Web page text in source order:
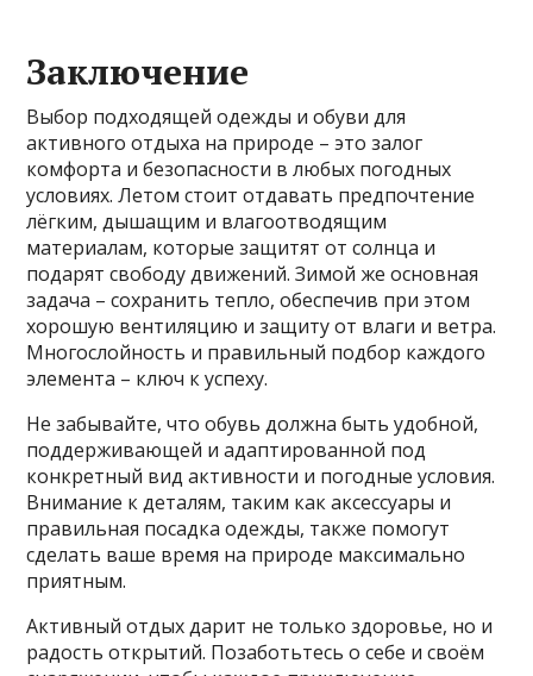
Заключение
Выбор подходящей одежды и обуви для
активного отдыха на природе – это залог
комфорта и безопасности в любых погодных
условиях. Летом стоит отдавать предпочтение
лёгким, дышащим и влагоотводящим
материалам, которые защитят от солнца и
подарят свободу движений. Зимой же основная
задача – сохранить тепло, обеспечив при этом
хорошую вентиляцию и защиту от влаги и ветра.
Многослойность и правильный подбор каждого
элемента – ключ к успеху.
Не забывайте, что обувь должна быть удобной,
поддерживающей и адаптированной под
конкретный вид активности и погодные условия.
Внимание к деталям, таким как аксессуары и
правильная посадка одежды, также помогут
сделать ваше время на природе максимально
приятным.
Активный отдых дарит не только здоровье, но и
радость открытий. Позаботьтесь о себе и своём